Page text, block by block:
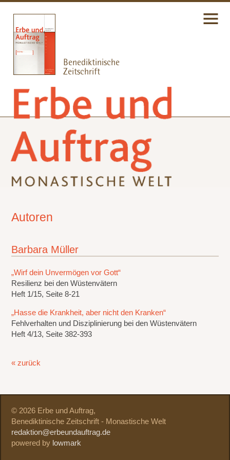
Autoren
Barbara Müller
„Wirf dein Unvermögen vor Gott“
Resilienz bei den Wüstenvätern
Heft 1/15, Seite 8-21
„Hasse die Krankheit, aber nicht den Kranken“
Fehlverhalten und Disziplinierung bei den Wüstenvätern
Heft 4/13, Seite 382-393
« zurück
© 2026 Erbe und Auftrag,
Benediktinische Zeitschrift - Monastische Welt
redaktion@erbeundauftrag.de
powered by lowmark